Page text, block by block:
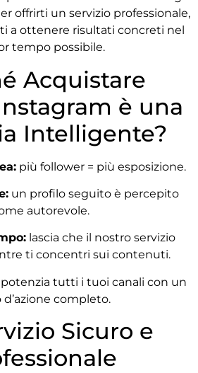
offrirti un servizio professionale,
a ottenere risultati concreti nel
tempo possibile.
Acquistare
è una
Intelligente?
più follower = più esposizione.
un profilo seguito è percepito
autorevole.
lascia che il nostro servizio
ti concentri sui contenuti.
tutti i tuoi canali con un
d’azione completo.
Sicuro e